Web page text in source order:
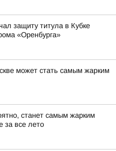
защиту титула в Кубке
«Оренбурга»
может стать самым жарким
станет самым жарким
за все лето